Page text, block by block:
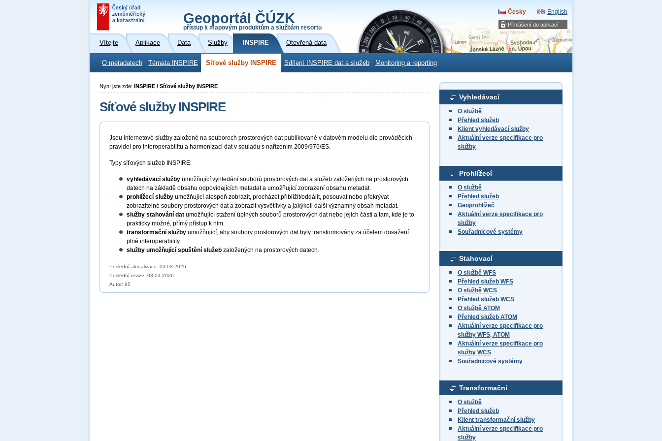
Přihlášení do aplikací
Geoportál ČÚZK
přístup k mapovým produktům a službám resortu
Česky English
Vítejte Aplikace Data Služby INSPIRE Otevřená data
O metadatech Témata INSPIRE Síťové služby INSPIRE Sdílení INSPIRE dat a služeb Monitoring a reporting
Vyhledávací
O službě
Přehled služeb
Klient vyhledávací služby
Aktuální verze specifikace pro
služby
Prohlížecí
O službě
Přehled služeb
Geoprohlížeč
Aktuální verze specifikace pro
služby
Souřadnicové systémy
Stahovací
O službě WFS
Přehled služeb WFS
O službě WCS
Přehled služeb WCS
O službě ATOM
Přehled služeb ATOM
Aktuální verze specifikace pro
služby WFS, ATOM
Aktuální verze specifikace pro
služby WCS
Souřadnicové systémy
Transformační
O službě
Přehled služeb
Klient transformační služby
Aktuální verze specifikace pro
služby
Nyní jste zde: INSPIRE / Síťové služby INSPIRE
Síťové služby INSPIRE
Jsou internetové služby založené na souborech prostorových dat publikované v datovém modelu dle prováděcích
pravidel pro interoperabilitu a harmonizaci dat v souladu s nařízením 2009/976/ES.
Typy síťových služeb INSPIRE:
vyhledávací služby umožňující vyhledání souborů prostorových dat a služeb založených na prostorových
datech na základě obsahu odpovídajících metadat a umožňující zobrazení obsahu metadat.
prohlížecí služby umožňující alespoň zobrazit, procházet,přiblížit/oddálit, posouvat nebo překrývat
zobrazitelné soubory prostorových dat a zobrazit vysvětlivky a jakýkoli další významný obsah metadat.
služby stahování dat umožňující stažení úplných souborů prostorových dat nebo jejich částí a tam, kde je to
prakticky možné, přímý přístup k nim.
transformační služby umožňující, aby soubory prostorových dat byly transformovány za účelem dosažení
plné interoperability.
služby umožňující spuštění služeb založených na prostorových datech.
Poslední aktualizace: 03.03.2026
Poslední revize: 03.03.2026
Autor: 95